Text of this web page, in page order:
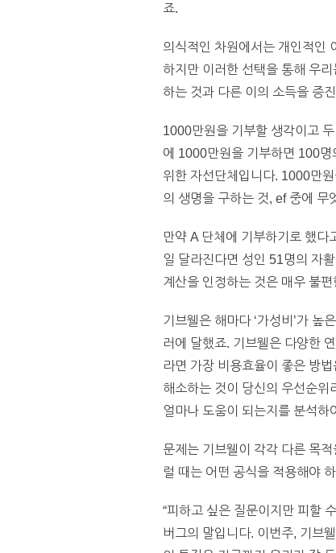
죠.
의식적인 차원에서는 개인적인
하지만 이러한 선택을 통해 우
하는 것과 다른 이의 소득을 증
1000만원을 기부할 생각이고
에 1000만원을 기부하면 100명
위한 자선단체입니다. 1000만
의 생명을 구하는 것, ef 중에 무
만약 A 단체에 기부하기로 했
일 달라진다면 성인 51명의 자
계산을 인정하는 것은 매우 불
기브웰은 해마다 ‘가성비’가
러에 달했죠. 기브웰은 다양한
라면 가장 비용효율이 좋은 방
해소하는 것이 당신의 우선순
얼마나 도움이 되는지를 분석하
문제는 기브웰이 각각 다른 목
럴 때는 어떤 공식을 적용해야
“피하고 싶은 질문이지만 피할
버그의 말입니다. 이번주, 기브